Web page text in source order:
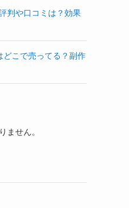
判や口コミは？効果
どこで売ってる？副作
ません。